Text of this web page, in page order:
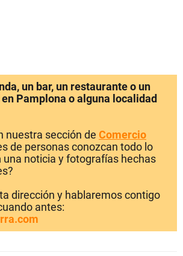
un bar, un restaurante o un
Pamplona o alguna localidad
nuestra sección de Comercio
de personas conozcan todo lo
una noticia y fotografías hechas
dirección y hablaremos contigo
antes: